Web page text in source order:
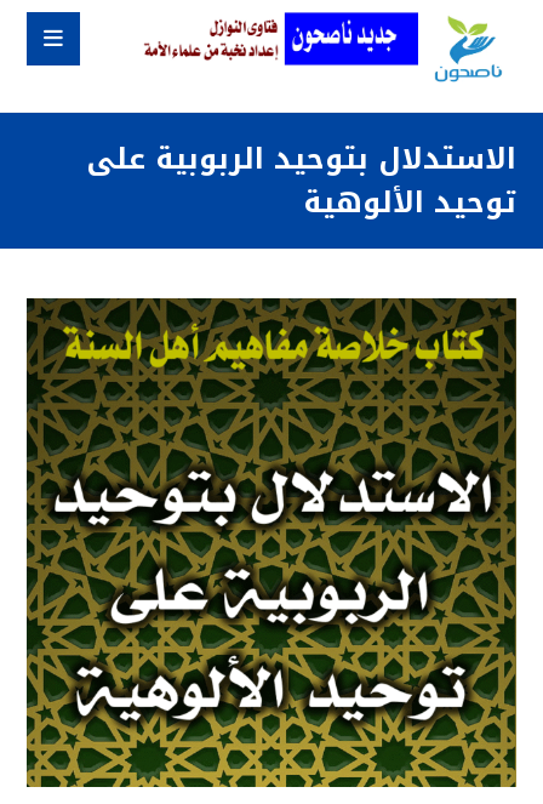
الاستدلال بتوحيد الربوبية على
توحيد الألوهية